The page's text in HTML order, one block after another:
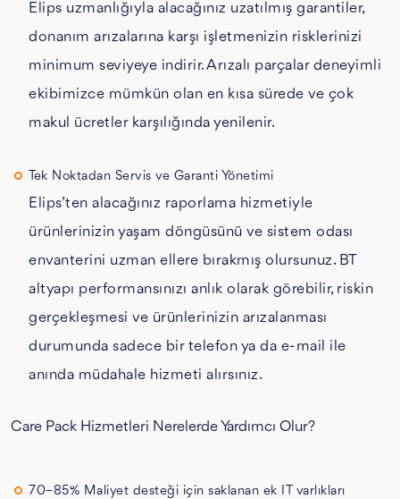
Elips uzmanlığıyla alacağınız uzatılmış garantiler,
donanım arızalarına karşı işletmenizin risklerinizi
minimum seviyeye indirir. Arızalı parçalar deneyimli
ekibimizce mümkün olan en kısa sürede ve çok
makul ücretler karşılığında yenilenir.
Tek Noktadan Servis ve Garanti Yönetimi
Elips’ten alacağınız raporlama hizmetiyle
ürünlerinizin yaşam döngüsünü ve sistem odası
envanterini uzman ellere bırakmış olursunuz. BT
altyapı performansınızı anlık olarak görebilir, riskin
gerçekleşmesi ve ürünlerinizin arızalanması
durumunda sadece bir telefon ya da e-mail ile
anında müdahale hizmeti alırsınız.
Care Pack Hizmetleri Nerelerde Yardımcı Olur?
70–85% Maliyet desteği için saklanan ek IT varlıkları